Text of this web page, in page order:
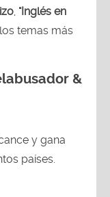
, "Inglés en
temas más
&
y gana
países.